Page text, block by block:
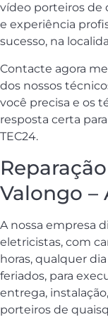
vídeo porteiros de
e experiência
sucesso, na
Contacte agora
dos nossos
você precisa e os
resposta certa
TEC24.
Valongo –
A nossa empresa
eletricistas, com
horas, qualquer
feriados, para
entrega,
porteiros de